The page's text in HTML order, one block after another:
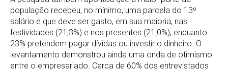
população recebeu, no mínimo, uma parcela do 13º
salário e que deve ser gasto, em sua maioria, nas
festividades (21,3%) e nos presentes (21,0%), enquanto
23% pretendem pagar dívidas ou investir o dinheiro. O
levantamento demonstrou ainda uma onda de otimismo
entre o empresariado. Cerca de 60% dos entrevistados